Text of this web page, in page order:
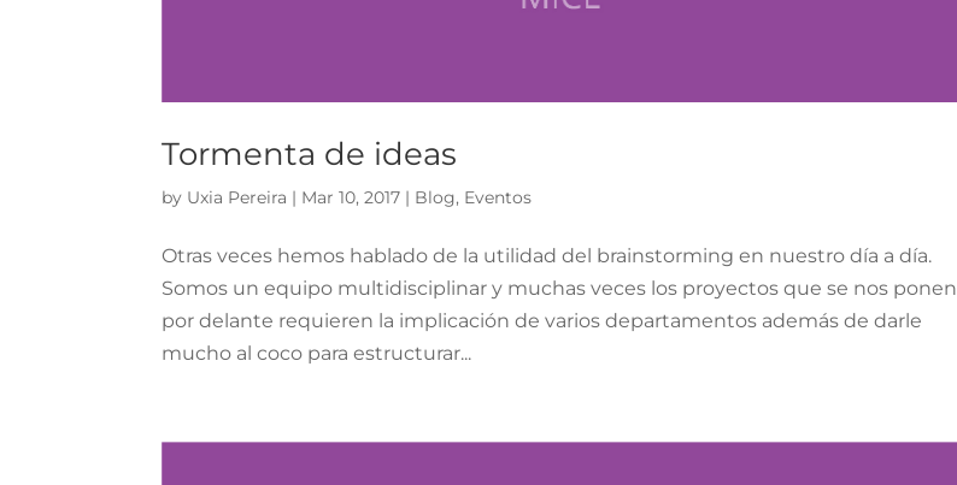
Tormenta de ideas
by Uxia Pereira | Mar 10, 2017 | Blog, Eventos
Otras veces hemos hablado de la utilidad del brainstorming en nuestro día a día.
Somos un equipo multidisciplinar y muchas veces los proyectos que se nos ponen
por delante requieren la implicación de varios departamentos además de darle
mucho al coco para estructurar...